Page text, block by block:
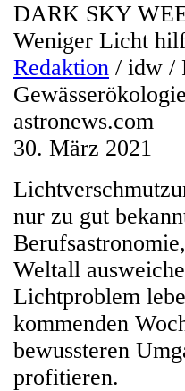
DARK SKY
Weniger Licht
Redaktion / idw /
astronews.com
30. März 2021
nur zu gut
Weltall
Lichtproblem
kommenden
bewussteren
profitieren.